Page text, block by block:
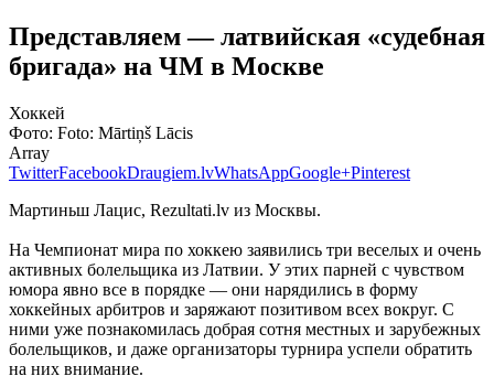
Представляем — латвийская «судебная
бригада» на ЧМ в Москве
Хоккей
Фото: Foto: Mārtiņš Lācis
Array
TwitterFacebookDraugiem.lvWhatsAppGoogle+Pinterest
Мартиньш Лацис, Rezultati.lv из Москвы.
На Чемпионат мира по хоккею заявились три веселых и очень
активных болельщика из Латвии. У этих парней с чувством
юмора явно все в порядке — они нарядились в форму
хоккейных арбитров и заряжают позитивом всех вокруг. С
ними уже познакомилась добрая сотня местных и зарубежных
болельщиков, и даже организаторы турнира успели обратить
на них внимание.